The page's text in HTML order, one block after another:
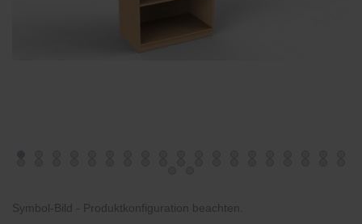
Symbol-Bild - Produktkonfiguration beachten